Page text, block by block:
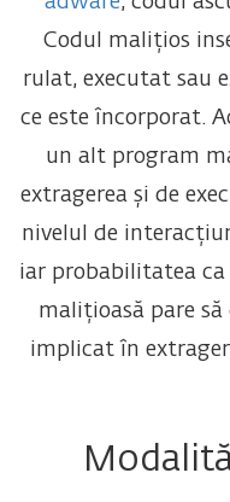
Codul malițios
rulat, executat sau
ce este încorporat.
un alt program
extragerea și de
nivelul de
iar probabilitatea ca
malițioasă pare
implicat în